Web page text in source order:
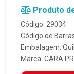
Produto
Código: 29034
Código de
Embalagem:
Marca: CARA